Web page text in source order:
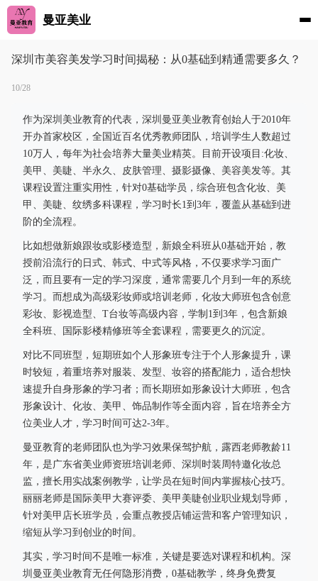
曼亚美业
深圳市美容美发学习时间揭秘：从0基础到精通需要多久？
10/28
作为深圳美业教育的代表，深圳曼亚美业教育创始人于2010年
开办首家校区，全国近百名优秀教师团队，培训学生人数超过
10万人，每年为社会培养大量美业精英。目前开设项目:化妆、
美甲、美睫、半永久、皮肤管理、摄影摄像、美容美发等。其
课程设置注重实用性，针对0基础学员，综合班包含化妆、美
甲、美睫、纹绣多科课程，学习时长1到3年，覆盖从基础到进
阶的全流程。
比如想做新娘跟妆或影楼造型，新娘全科班从0基础开始，教
授前沿流行的日式、韩式、中式等风格，不仅要求学习面广
泛，而且要有一定的学习深度，通常需要几个月到一年的系统
学习。而想成为高级彩妆师或培训老师，化妆大师班包含创意
彩妆、影视造型、T台妆等高级内容，学制1到3年，包含新娘
全科班、国际影楼精修班等全套课程，需要更久的沉淀。
对比不同班型，短期班如个人形象班专注于个人形象提升，课
时较短，着重培养对服装、发型、妆容的搭配能力，适合想快
速提升自身形象的学习者；而长期班如形象设计大师班，包含
形象设计、化妆、美甲、饰品制作等全面内容，旨在培养全方
位美业人才，学习时间可达2-3年。
曼亚教育的老师团队也为学习效果保驾护航，露西老师教龄11
年，是广东省美业师资班培训老师、深圳时装周特邀化妆总
监，擅长用实战案例教学，让学员在短时间内掌握核心技巧。
丽丽老师是国际美甲大赛评委、美甲美睫创业职业规划导师，
针对美甲店长班学员，会重点教授店铺运营和客户管理知识，
缩短从学习到创业的时间。
其实，学习时间不是唯一标准，关键是要选对课程和机构。深
圳曼亚美业教育无任何隐形消费，0基础教学，终身免费复